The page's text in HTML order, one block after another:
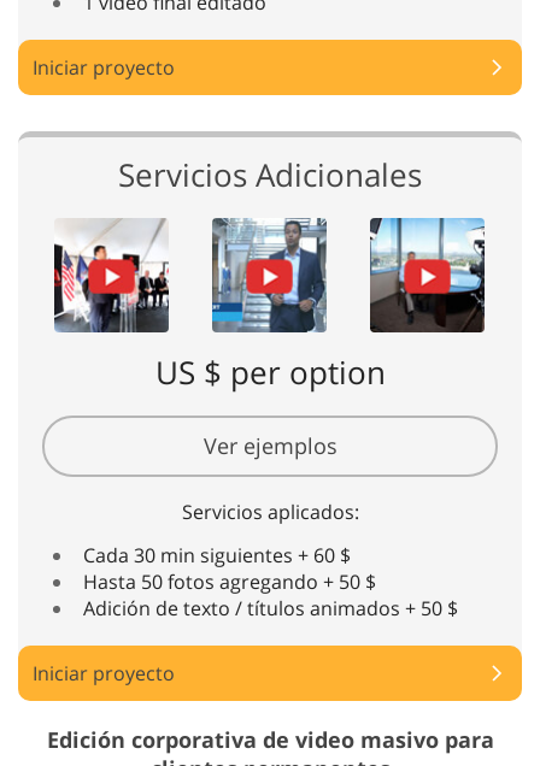
Iniciar proyecto
Servicios Adicionales
US $ per option
Ver ejemplos
Servicios aplicados:
Cada 30 min siguientes + 60 $
Hasta 50 fotos agregando + 50 $
Adición de texto / títulos animados + 50 $
Iniciar proyecto
Edición corporativa de video masivo para